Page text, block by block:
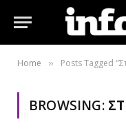
Home » Posts Tagged
BROWSING: